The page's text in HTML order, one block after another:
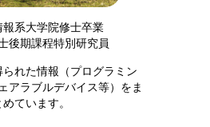
報系大学院修士卒業
後期課程特別研究員
れた情報（プログラミン
アラブルデバイス等）をま
めています。